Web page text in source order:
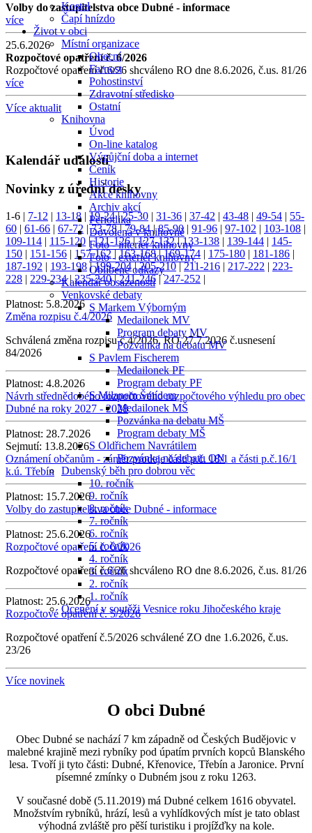
Kostel
Čapí hnízdo
Život v obci
Místní organizace
Obecní
Farnost
Pohostinství
Zdravotní středisko
Ostatní
Knihovna
Úvod
On-line katalog
Výpůjční doba a internet
Ceník
Historie
Akce knihovny
Archiv akcí
Periodika
Dovolená v knihovně
Foto - interiér knihovny
Foto - exteriér knihovny
Oblíbené odkazy
Kalendář obsazenosti
Venkovské debaty
S Markem Výborným
Medailonek MV
Program debaty MV
Pozvánka na debatu MV
S Pavlem Fischerem
Medailonek PF
Program debaty PF
S Milanem Šmídem
Medailonek MŠ
Pozvánka na debatu MŠ
Program debaty MŠ
S Oldřichem Navrátilem
Pozvánka na debatu ON
Dubenský běh pro dobrou věc
10. ročník
9. ročník
8. ročník
7. ročník
6. ročník
5. ročník
4. ročník
3. ročník
2. ročník
1. ročník
Ocenění v soutěži Vesnice roku Jihočeského kraje
Volby do zastupitelstva obce Dubné - informace
více
25.6.2026
Rozpočtové opatření č. 6/2026
Rozpočtové opatření č.6/26 shcváleno RO dne 8.6.2026, č.us. 81/26
více
Více aktualit
Kalendář událostí
Novinky z úřední desky
1-6 | 7-12 | 13-18 | 19-24|25-30 | 31-36 | 37-42 | 43-48 | 49-54 | 55-
60 | 61-66 | 67-72 |73-78|79-84|85-90| 91-96 | 97-102 | 103-108 |
109-114 | 115-120 |121-126|127-132|133-138 | 139-144 | 145-
150 | 151-156 | 157-162|163-168|169-174 | 175-180 | 181-186 |
187-192 | 193-198|199-204|205-210|211-216 | 217-222 | 223-
228 | 229-234|235-240|241-246|247-252 |
Platnost: 5.8.2026
Změna rozpisu č.4/2026
Schválená změna rozpisu č.4/2026, RO 27.7.2026 č.usnesení
84/2026
Platnost: 4.8.2026
Návrh střednědobého rozpočtového rozpočtového výhledu pro obec
Dubné na roky 2027 - 2028
Platnost: 28.7.2026
Sejmutí: 13.8.2026
Oznámení občanům - záměr prodeje části p.č. 18/1 a části p.č.16/1
k.ú. Třebín
Platnost: 15.7.2026
Volby do zastupitelstva obce Dubné - informace
Platnost: 25.6.2026
Rozpočtové opatření č. 6/2026
Rozpočtové opatření č.6/26 shcváleno RO dne 8.6.2026, č.us. 81/26
Platnost: 25.6.2026
Rozpočtové opatření č. 5/2026
Rozpočtové opatření č.5/2026 schválené ZO dne 1.6.2026, č.us.
23/26
Více novinek
O obci Dubné
Obec Dubné se nachází 7 km západně od Českých Budějovic v
malebné krajině mezi rybníky pod úpatím prvních kopců Blanského
lesa. Tvoří ji tyto části: Dubné, Křenovice, Třebín a Jaronice. První
písemné zmínky o Dubném jsou z roku 1263.
V současné době (5.11.2019) má Dubné celkem 1616 obyvatel.
Množstvím rybníků, hrází, lesů a vyhlídkových míst je tato oblast
výhodná zvláště pro pěší turistiku i projížďky na kole.